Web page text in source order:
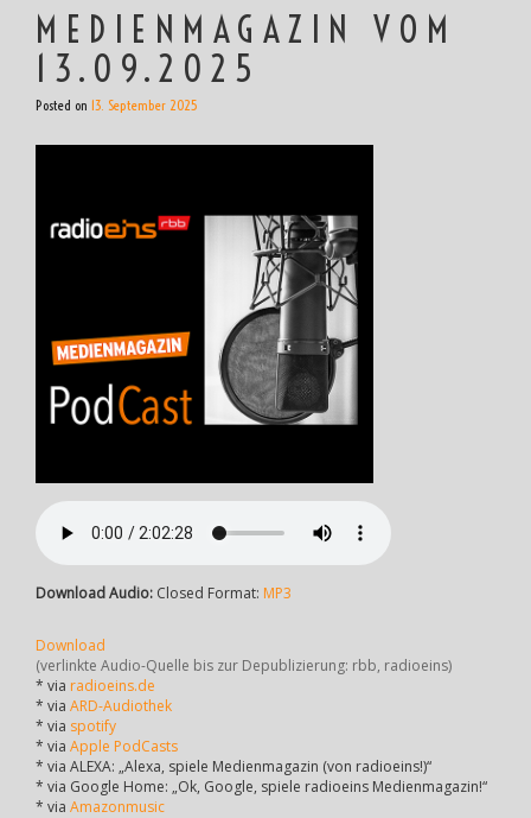
MEDIENMAGAZIN VOM
13.09.2025
Posted on 13. September 2025
Download Audio: Closed Format: MP3
Download
(verlinkte Audio-Quelle bis zur Depublizierung: rbb, radioeins)
* via radioeins.de
* via ARD-Audiothek
* via spotify
* via Apple PodCasts
* via ALEXA: „Alexa, spiele Medienmagazin (von radioeins!)“
* via Google Home: „Ok, Google, spiele radioeins Medienmagazin!“
* via Amazonmusic